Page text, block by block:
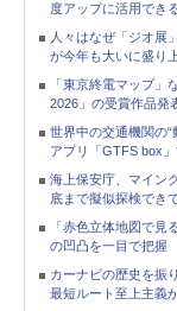
度アップに活用でき
人々はなぜ「ジオ展
が今年も大いに盛り
「東京終電マップ」
2026」の受賞作品発
世界中の交通機関の
アプリ「GTFS box
海上保安庁、マイン
底まで擬似探検でき
「赤色立体地図で
の凹凸を一目で把握
カーナビの歴史を振
最短ルート至上主義